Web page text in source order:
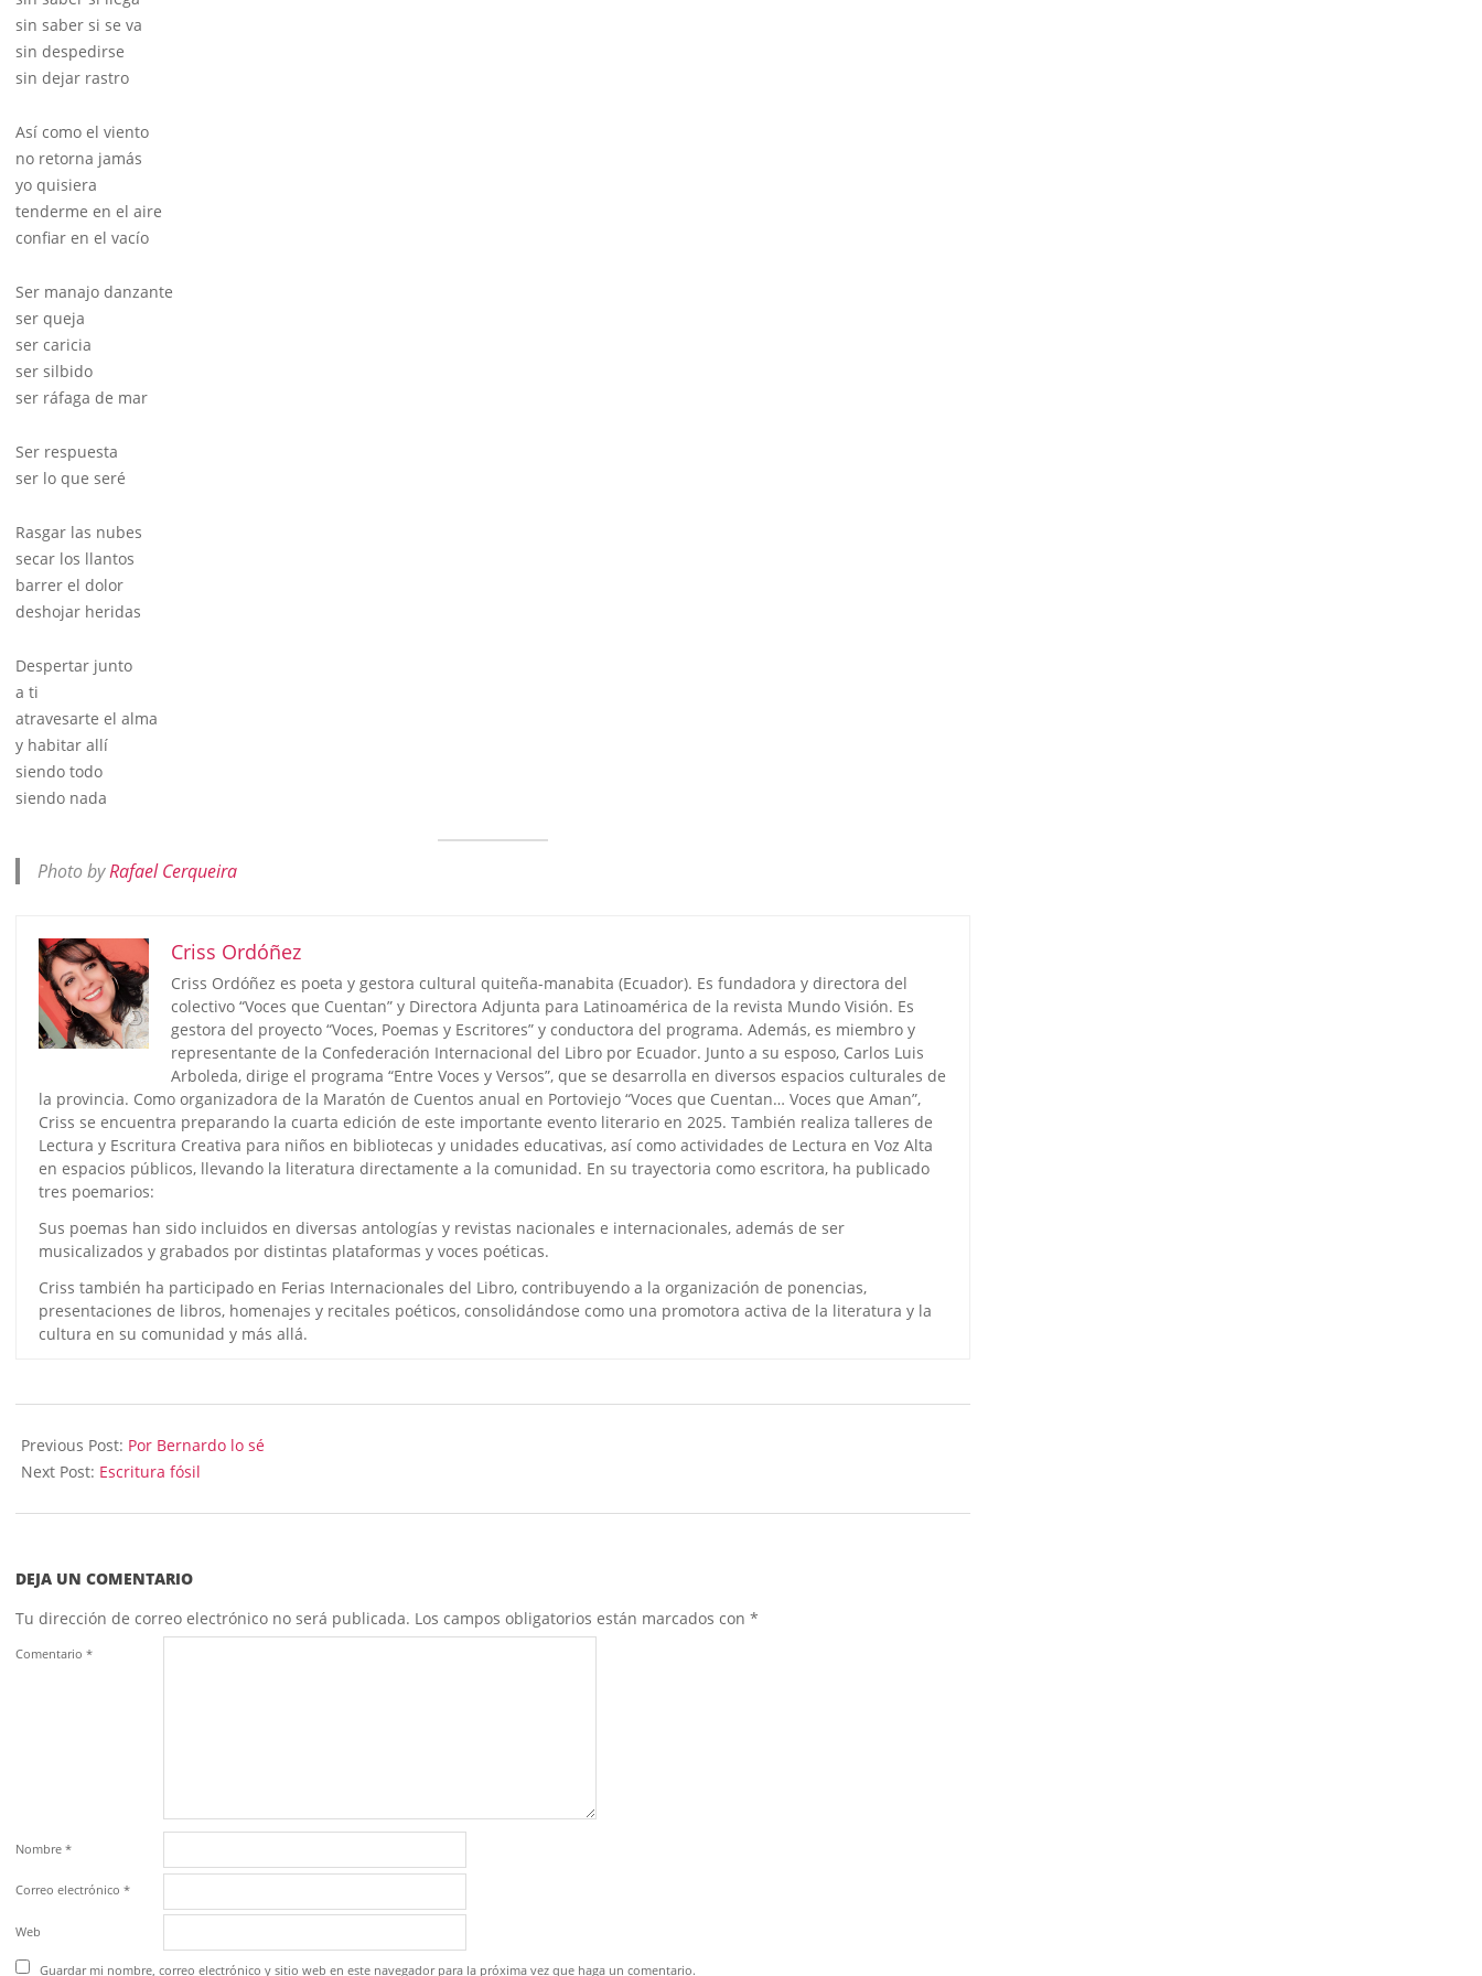
sin saber si se va
sin despedirse
sin dejar rastro
Así como el viento
no retorna jamás
yo quisiera
tenderme en el aire
confiar en el vacío
Ser manajo danzante
ser queja
ser caricia
ser silbido
ser ráfaga de mar
Ser respuesta
ser lo que seré
Rasgar las nubes
secar los llantos
barrer el dolor
deshojar heridas
Despertar junto
a ti
atravesarte el alma
y habitar allí
siendo todo
siendo nada
Photo byRafael Cerqueira
Criss Ordóñez
Criss Ordóñez es poeta y gestora cultural quiteña-manabita (Ecuador). Es fundadora y directora del
colectivo “Voces que Cuentan” y Directora Adjunta para Latinoamérica de la revista Mundo Visión. Es
gestora del proyecto “Voces, Poemas y Escritores” y conductora del programa. Además, es miembro y
representante de la Confederación Internacional del Libro por Ecuador. Junto a su esposo, Carlos Luis
Arboleda, dirige el programa “Entre Voces y Versos”, que se desarrolla en diversos espacios culturales de
la provincia. Como organizadora de la Maratón de Cuentos anual en Portoviejo “Voces que Cuentan… Voces que Aman”,
Criss se encuentra preparando la cuarta edición de este importante evento literario en 2025. También realiza talleres de
Lectura y Escritura Creativa para niños en bibliotecas y unidades educativas, así como actividades de Lectura en Voz Alta
en espacios públicos, llevando la literatura directamente a la comunidad. En su trayectoria como escritora, ha publicado
tres poemarios:
Sus poemas han sido incluidos en diversas antologías y revistas nacionales e internacionales, además de ser
musicalizados y grabados por distintas plataformas y voces poéticas.
Criss también ha participado en Ferias Internacionales del Libro, contribuyendo a la organización de ponencias,
presentaciones de libros, homenajes y recitales poéticos, consolidándose como una promotora activa de la literatura y la
cultura en su comunidad y más allá.
06-
27
Previous Post: Por Bernardo lo sé
Next Post: Escritura fósil
DEJA UN COMENTARIO
Tu dirección de correo electrónico no será publicada. Los campos obligatorios están marcados con *
Comentario *
Nombre *
Correo electrónico *
Web
Guardar mi nombre, correo electrónico y sitio web en este navegador para la próxima vez que haga un comentario.